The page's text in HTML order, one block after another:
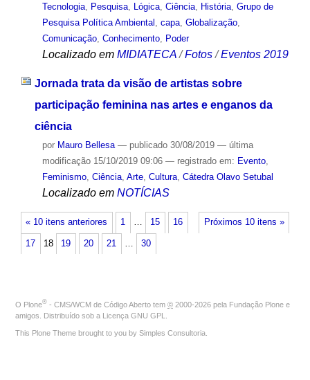
Tecnologia, Pesquisa, Lógica, Ciência, História, Grupo de
Pesquisa Política Ambiental capa, Globalização,
Comunicação, Conhecimento, Poder
Localizado em MIDIATECA /Fotos /Eventos 2019
Jornada trata da visão de artistas sobre
participação feminina nas artes e enganos da
ciência
por Mauro Bellesa — publicado30/08/2019 — última
modificação15/10/2019 09:06 — registrado em: Evento,
Feminismo, Ciência, Arte, Cultura, Cátedra Olavo Setubal
Localizado em NOTÍCIAS
« 10 itens anteriores Próximos 10 itens »
1 … 15 16
17 18 19 20 21 … 30
O Plone® - CMS/WCM de Código Aberto tem © 2000-2026 pela Fundação Plone e
amigos. Distribuído sob a Licença GNU GPL
This Plone Theme brought to you by Simples Consultoria